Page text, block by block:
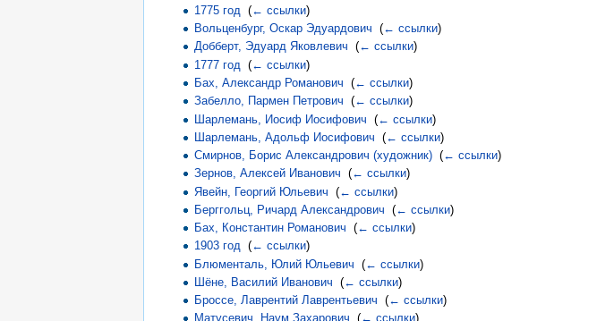
1775 год (← ссылки)
Вольценбург, Оскар Эдуардович (← ссылки)
Добберт, Эдуард Яковлевич (← ссылки)
1777 год (← ссылки)
Бах, Александр Романович (← ссылки)
Забелло, Пармен Петрович (← ссылки)
Шарлемань, Иосиф Иосифович (← ссылки)
Шарлемань, Адольф Иосифович (← ссылки)
Смирнов, Борис Александрович (художник)‎ (← ссылки)
Зернов, Алексей Иванович (← ссылки)
Явейн, Георгий Юльевич (← ссылки)
Берггольц, Ричард Александрович (← ссылки)
Бах, Константин Романович (← ссылки)
1903 год‎ (← ссылки)
Блюменталь, Юлий Юльевич (← ссылки)
Шёне, Василий Иванович (← ссылки)
Броссе, Лаврентий Лаврентьевич (← ссылки)
Матусевич, Наум Захарович (← ссылки)